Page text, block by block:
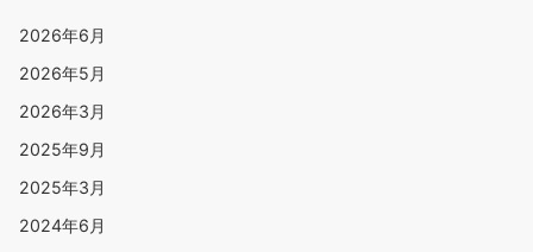
2026年6月
2026年5月
2026年3月
2025年9月
2025年3月
2024年6月